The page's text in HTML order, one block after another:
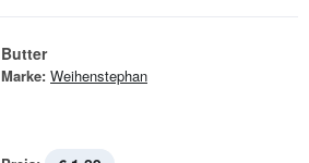
Butter
Marke: Weihenstephan